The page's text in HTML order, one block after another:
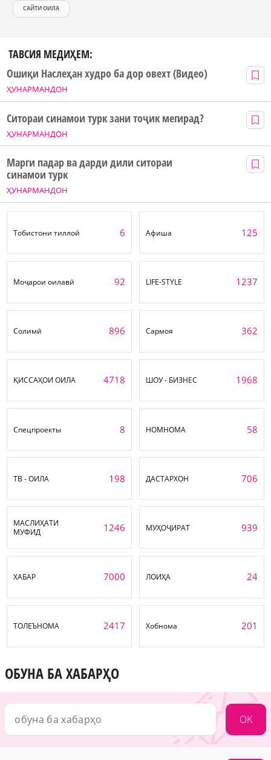
САЙТИ ОИЛА
ТАВСИЯ МЕДИҲЕМ:
ҲУНАРМАНДОН
Ошиқи Наслеҳан худро ба дор овехт (Видео)
ҲУНАРМАНДОН
Ситораи синамои турк зани тоҷик мегирад?
ҲУНАРМАНДОН
Марги падар ва дарди дили ситораи
синамои турк
Тобистони тиллоӣ 6 Афиша 125
Моҷарои оилавӣ 92 LIFE-STYLE 1237
Солимӣ 896 Сармоя 362
ҚИССАҲОИ ОИЛА 4718 ШОУ - БИЗНЕС 1968
Спецпроекты 8 НОМНОМА 58
ТВ - ОИЛА 198 ДАСТАРХОН 706
МАСЛИҲАТИ
МУФИД
1246 МУҲОҶИРАТ 939
ХАБАР 7000 ЛОИҲА 24
ТОЛЕЪНОМА 2417 Хобнома 201
ОБУНА БА ХАБАРҲО
OK